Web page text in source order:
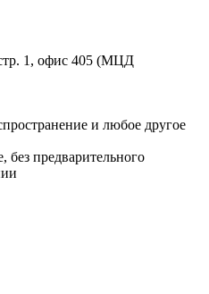
1, офис 405 (МЦД
и любое другое
предварительного